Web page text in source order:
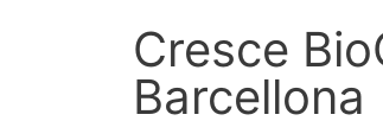
Cresce
Barcellona